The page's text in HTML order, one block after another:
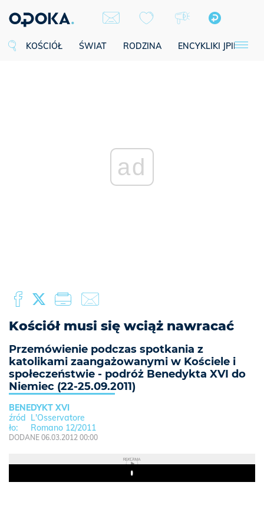
KOŚCIÓŁ ŚWIAT RODZINA ENCYKLIKI JPII
ad
Kościół musi się wciąż nawracać
Przemówienie podczas spotkania z
katolikami zaangażowanymi w Kościele i
społeczeństwie - podróż Benedykta XVI do
Niemiec (22-25.09.2011)
BENEDYKT XVI
L'Osservatore
Romano 12/2011
DODANE 06.03.2012 00:00
REKLAMA
Play